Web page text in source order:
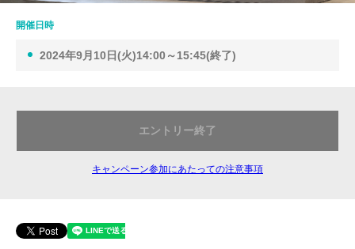
開催日時
2024年9月10日(火)14:00～15:45(終了)
エントリー終了
キャンペーン参加にあたっての注意事項